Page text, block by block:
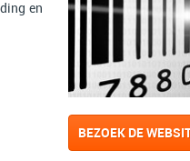
en
BEZOEK DE